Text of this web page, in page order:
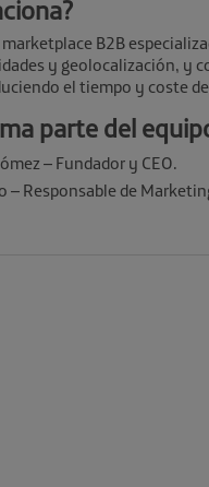
B2B
y geolocalización, y
el tiempo y coste
parte del
– Fundador y CEO.
– Responsable de